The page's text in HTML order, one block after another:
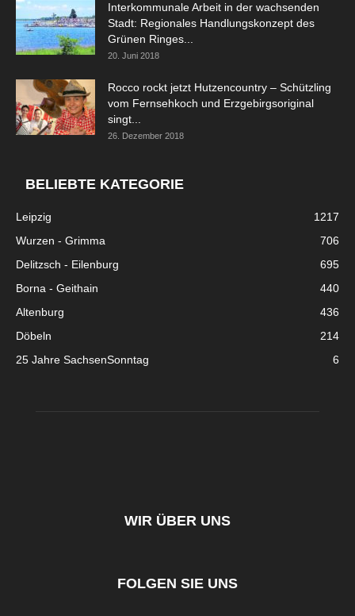
Interkommunale Arbeit in der wachsenden
Stadt: Regionales Handlungskonzept des
Grünen Ringes...
20. Juni 2018
Rocco rockt jetzt Hutzencountry – Schützling
vom Fernsehkoch und Erzgebirgsoriginal
singt...
26. Dezember 2018
BELIEBTE KATEGORIE
Leipzig
1217
Wurzen - Grimma
706
Delitzsch - Eilenburg
695
Borna - Geithain
440
Altenburg
436
Döbeln
214
25 Jahre SachsenSonntag
6
WIR ÜBER UNS
FOLGEN SIE UNS